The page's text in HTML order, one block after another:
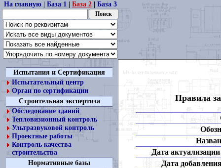
На главную| База 1| База 2| База 3
Испытания и Сертификация
Испытательный центр
Орган по сертификации
Строительная экспертиза
Обследование зданий
Тепловизионный контроль
Ультразвуковой контроль
Проектные работы
Контроль качества
строительства
Нормативные базы
Правила
Дата
Дата